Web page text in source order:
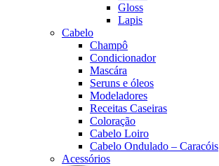
Gloss
Lapis
Cabelo
Champô
Condicionador
Mascára
Seruns e óleos
Modeladores
Receitas Caseiras
Coloração
Cabelo Loiro
Cabelo Ondulado – Caracóis
Acessórios